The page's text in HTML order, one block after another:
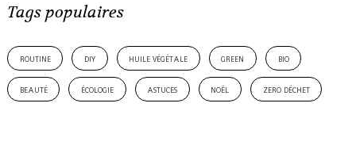
Tags populaires
routine diy huile végétale green bio
beauté écologie astuces noël zero déchet